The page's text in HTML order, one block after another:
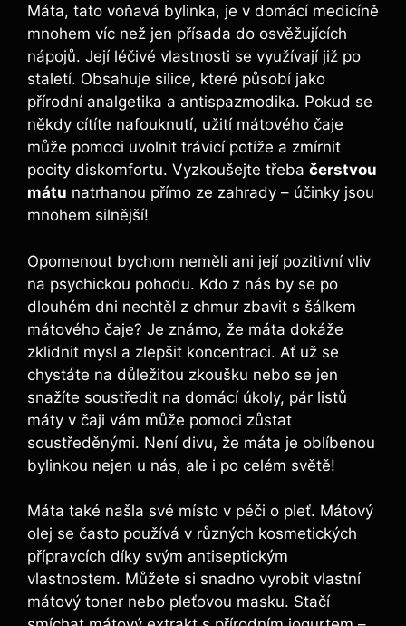
Máta, tato voňavá bylinka, je v domácí medicíně
mnohem víc než jen přísada do osvěžujících
nápojů. Její léčivé vlastnosti se využívají již po
staletí. Obsahuje silice, které působí jako
přírodní analgetika a antispazmodika. Pokud se
někdy cítíte nafouknutí, užití mátového čaje
může pomoci uvolnit trávicí potíže a zmírnit
pocity diskomfortu. Vyzkoušejte třeba čerstvou
mátu natrhanou přímo ze zahrady – účinky jsou
mnohem silnější!
Opomenout bychom neměli ani její pozitivní vliv
na psychickou pohodu. Kdo z nás by se po
dlouhém dni nechtěl z chmur zbavit s šálkem
mátového čaje? Je známo, že máta dokáže
zklidnit mysl a zlepšit koncentraci. Ať už se
chystáte na důležitou zkoušku nebo se jen
snažíte soustředit na domácí úkoly, pár listů
máty v čaji vám může pomoci zůstat
soustředěnými. Není divu, že máta je oblíbenou
bylinkou nejen u nás, ale i po celém světě!
Máta také našla své místo v péči o pleť. Mátový
olej se často používá v různých kosmetických
přípravcích díky svým antiseptickým
vlastnostem. Můžete si snadno vyrobit vlastní
mátový toner nebo pleťovou masku. Stačí